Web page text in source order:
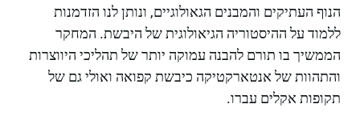
הנוף העתיקים והמבנים הגאולוגיים, ונותן לנו הזדמנות
ללמוד על ההיסטוריה הגיאולוגית של היבשת. המחקר
הממשיך בו תורם להבנה עמוקה יותר של תהליכי היווצרות
והתהוות של אנטארקטיקה כיבשת קפואה ואולי גם של
תקופות אקלים עברו.